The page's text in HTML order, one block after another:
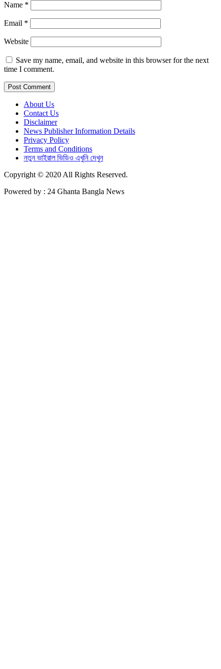
Name *
Email *
Website
Save my name, email, and website in this browser for the next
time I comment.
About Us
Contact Us
Disclaimer
News Publisher Information Details
Privacy Policy
Terms and Conditions
নতুন ভাইরাল ভিডিও এখুনি দেখুন
Copyright © 2020 All Rights Reserved.
Powered by : 24 Ghanta Bangla News